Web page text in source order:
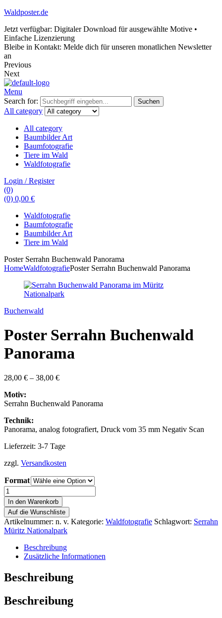
Waldposter.de
Jetzt verfügbar: Digitaler Download für ausgewählte Motive •
Einfache Lizenzierung
Bleibe in Kontakt: Melde dich für unseren monatlichen Newsletter
an
Previous
Next
Menu
Search for:
Suchen
All category
All category
Baumbilder Art
Baumfotografie
Tiere im Wald
Waldfotografie
Login / Register
(0)
(0) 0,00 €
Waldfotografie
Baumfotografie
Baumbilder Art
Tiere im Wald
Poster Serrahn Buchenwald Panorama
HomeWaldfotografiePoster Serrahn Buchenwald Panorama
Buchenwald
Poster Serrahn Buchenwald
Panorama
28,00 € – 38,00 €
Motiv:
Serrahn Buchenwald Panorama
Technik:
Panorama, analog fotografiert, Druck vom 35 mm Negativ Scan
Lieferzeit: 3-7 Tage
zzgl. Versandkosten
Format
In den Warenkorb
Auf die Wunschliste
Artikelnummer: n. v. Kategorie: Waldfotografie Schlagwort: Serrahn
Müritz Nationalpark
Beschreibung
Zusätzliche Informationen
Beschreibung
Beschreibung